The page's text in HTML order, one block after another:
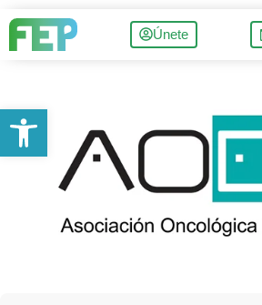
Únete
Abrir barra de herramientas